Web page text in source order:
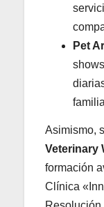
Pet
Asimismo,
Veterinary
formación
Clínica